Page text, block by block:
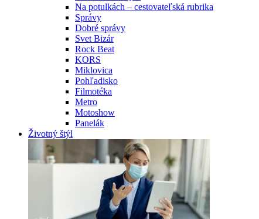
Na potulkách – cestovateľská rubrika
Správy
Dobré správy
Svet Bizár
Rock Beat
KORS
Miklovica
Pohľadisko
Filmotéka
Metro
Motoshow
Panelák
Životný štýl